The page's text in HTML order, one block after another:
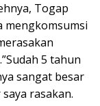
Togap
mengkomsumsi
5 tahun
sangat besar
rasakan.